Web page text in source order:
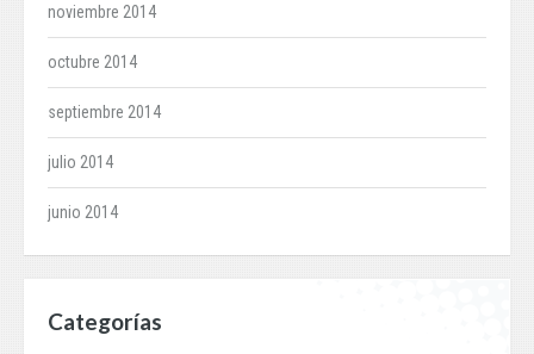
noviembre 2014
octubre 2014
septiembre 2014
julio 2014
junio 2014
Categorías